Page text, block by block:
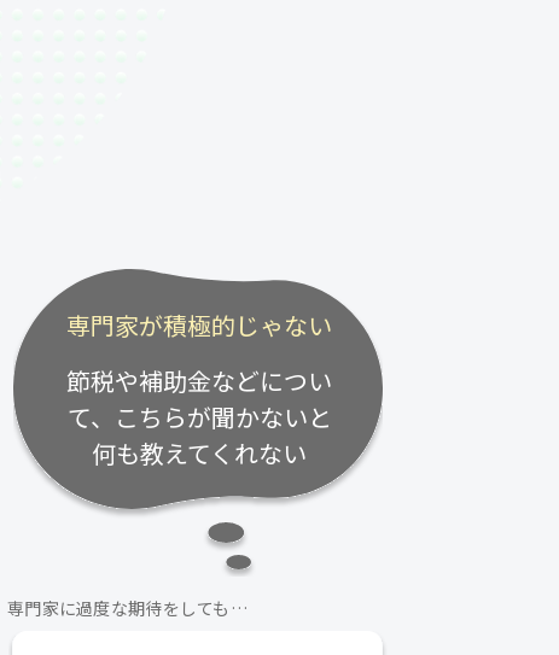
専門家が積極的じゃない
節税や補助金などについ
て、こちらが聞かないと
何も教えてくれない
専門家に過度な期待をしても…